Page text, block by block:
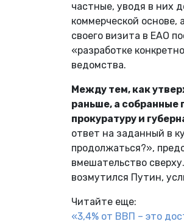
частные, уводя в них
коммерческой основе,
своего визита в ЕАО
«разработке
ведомства.
Между тем, как
раньше, а собранные
прокуратуру и
ответ на заданный в
продолжаться?»,
вмешательство
возмутился Путин,
Читайте еще:
«3,4% от ВВП – это